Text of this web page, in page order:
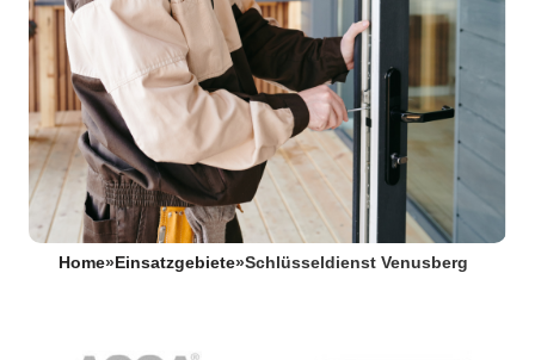
Home» Einsatzgebiete»Schlüsseldienst Venusberg